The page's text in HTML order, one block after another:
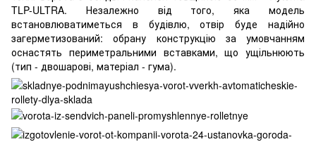
TLP-ULTRA. Незалежно від того, яка модель
встановлюватиметься в будівлю, отвір буде надійно
загерметизований: обрану конструкцію за умовчанням
оснастять периметральними вставками, що ущільнюють
(тип - двошарові, матеріал - гума).